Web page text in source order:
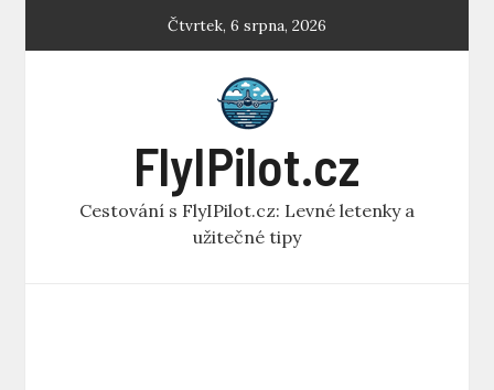
Čtvrtek, 6 srpna, 2026
FlyIPilot.cz
Cestování s FlyIPilot.cz: Levné letenky a
užitečné tipy